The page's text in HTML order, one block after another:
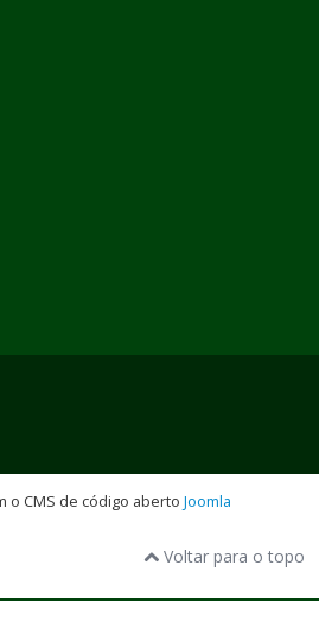
o CMS de código aberto Joomla
Voltar para o topo